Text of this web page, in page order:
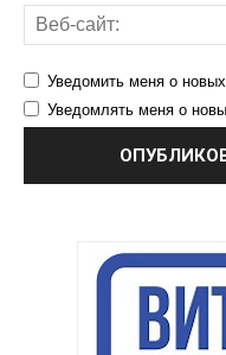
Уведомить меня о
Уведомлять меня о